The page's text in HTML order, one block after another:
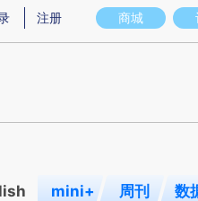
意图存在偏差。不代表财新观点和
商城
注册
mini+ 周刊 数